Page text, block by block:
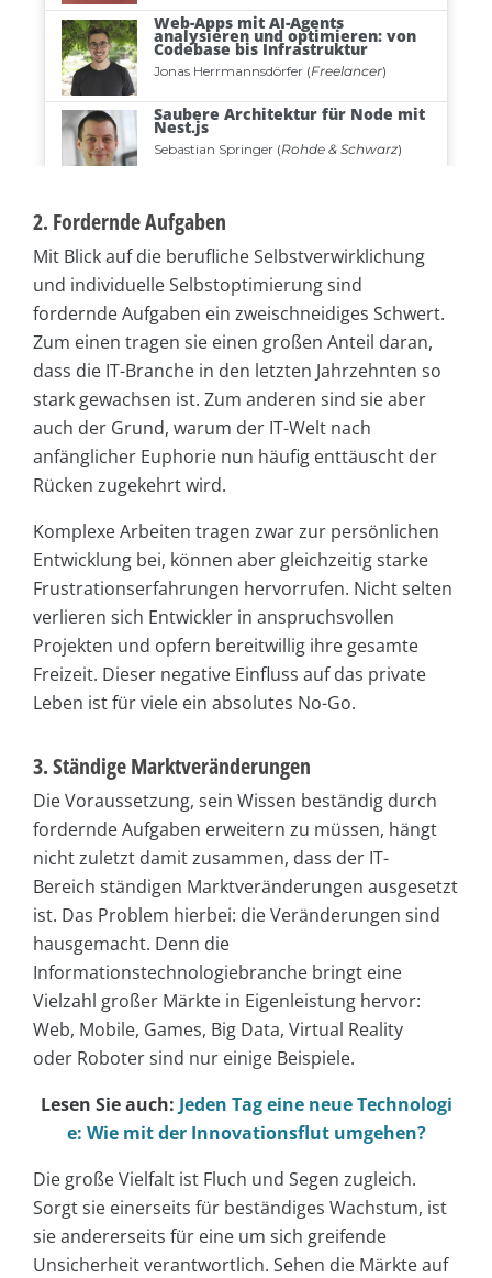
2. Fordernde Aufgaben
Mit Blick auf die berufliche Selbstverwirklichung
und individuelle Selbstoptimierung sind
fordernde Aufgaben ein zweischneidiges Schwert.
Zum einen tragen sie einen großen Anteil daran,
dass die IT-Branche in den letzten Jahrzehnten so
stark gewachsen ist. Zum anderen sind sie aber
auch der Grund, warum der IT-Welt nach
anfänglicher Euphorie nun häufig enttäuscht der
Rücken zugekehrt wird.
Komplexe Arbeiten tragen zwar zur persönlichen
Entwicklung bei, können aber gleichzeitig starke
Frustrationserfahrungen hervorrufen. Nicht selten
verlieren sich Entwickler in anspruchsvollen
Projekten und opfern bereitwillig ihre gesamte
Freizeit. Dieser negative Einfluss auf das private
Leben ist für viele ein absolutes No-Go.
3. Ständige Marktveränderungen
Die Voraussetzung, sein Wissen beständig durch
fordernde Aufgaben erweitern zu müssen, hängt
nicht zuletzt damit zusammen, dass der IT-
Bereich ständigen Marktveränderungen ausgesetzt
ist. Das Problem hierbei: die Veränderungen sind
hausgemacht. Denn die
Informationstechnologiebranche bringt eine
Vielzahl großer Märkte in Eigenleistung hervor:
Web, Mobile, Games, Big Data, Virtual Reality
oder Roboter sind nur einige Beispiele.
Lesen Sie auch: Jeden Tag eine neue Technologi
e: Wie mit der Innovationsflut umgehen?
Die große Vielfalt ist Fluch und Segen zugleich.
Sorgt sie einerseits für beständiges Wachstum, ist
sie andererseits für eine um sich greifende
Unsicherheit verantwortlich. Sehen die Märkte auf